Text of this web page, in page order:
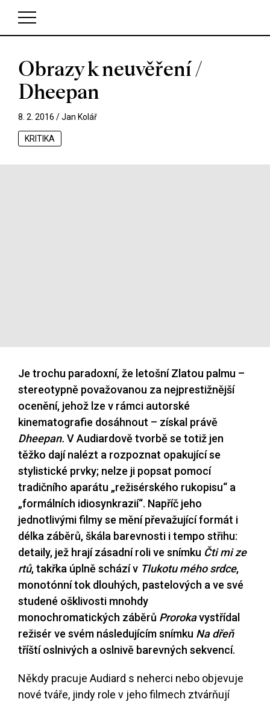
V košíku zatím nemáte žádné položky.
Obrazy k neuvěření /
Dheepan
8. 2. 2016 /Jan Kolář
KRITIKA
Je trochu paradoxní, že letošní Zlatou palmu –
stereotypně považovanou za nejprestižnější
ocenění, jehož lze v rámci autorské
kinematografie dosáhnout – získal právě
Dheepan. V Audiardově tvorbě se totiž jen
těžko dají nalézt a rozpoznat opakující se
stylistické prvky; nelze ji popsat pomocí
tradičního aparátu „režisérského rukopisu“ a
„formálních idiosynkrazií“. Napříč jeho
jednotlivými filmy se mění převažující formát i
délka záběrů, škála barevnosti i tempo střihu:
detaily, jež hrají zásadní roli ve snímku Čti mi ze
rtů, takřka úplně schází v Tlukotu mého srdce,
monotónní tok dlouhých, pastelových a ve své
studené ošklivosti mnohdy
monochromatických záběrů Prorokavystřídal
režisér ve svém následujícím snímku Na dřeň
tříští oslnivých a oslnivě barevných sekvencí.
Někdy pracuje Audiard s neherci nebo objevuje
nové tváře, jindy role v jeho filmech ztvárňují